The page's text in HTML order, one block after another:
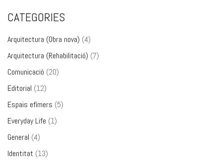
CATEGORIES
Arquitectura (Obra nova) (4)
Arquitectura (Rehabilitació) (7)
Comunicació (20)
Editorial (12)
Espais efímers (5)
Everyday Life (1)
General (4)
Identitat (13)